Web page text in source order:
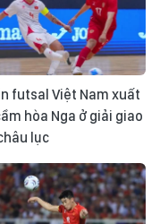
futsal Việt Nam xuất
hòa Nga ở giải giao
lục